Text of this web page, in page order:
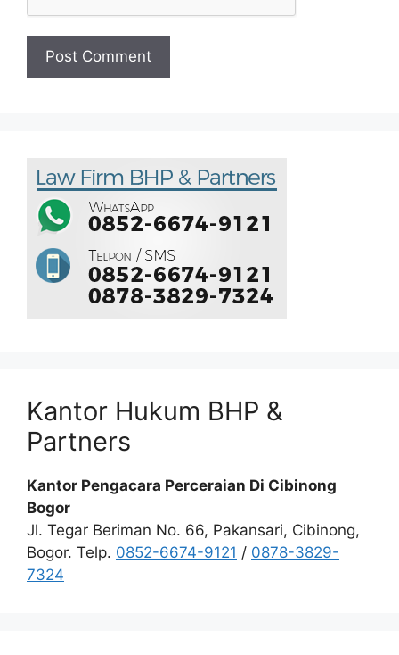
Kantor Hukum BHP &
Partners
Kantor Pengacara Perceraian Di Cibinong
Bogor
Jl. Tegar Beriman No. 66, Pakansari, Cibinong,
Bogor. Telp. 0852-6674-9121 / 0878-3829-
7324